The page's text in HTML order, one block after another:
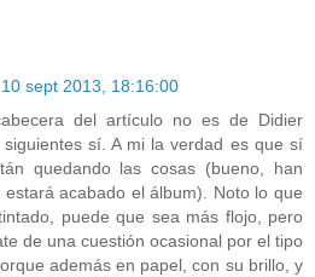
10 sept 2013, 18:16:00
del artículo no es de Didier
sí. A mi la verdad es que sí
quedando las cosas (bueno, han
acabado el álbum). Noto lo que
puede que sea más flojo, pero
de una cuestión ocasional por el tipo
además en papel, con su brillo, y